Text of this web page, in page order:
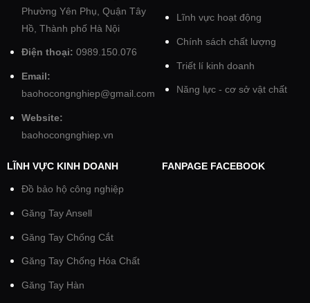
Phường Yên Phụ, Quận Tây
Hồ, Thành phố Hà Nội
Điện thoại: 0989.150.076
Email:
baohocongnghiep@gmail.com
Website:
baohocongnghiep.vn
Lĩnh vực hoạt động
Chính sách chất lượng
Triết lí kinh doanh
Năng lực - cơ sở vật chất
LĨNH VỰC KINH DOANH
Đồ bảo hộ công nghiệp
Găng Tay Ansell
Găng Tay Chống Cắt
Găng Tay Chống Hóa Chất
Găng Tay Hàn
FANPAGE FACEBOOK